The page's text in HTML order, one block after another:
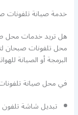
خدمة صيانة تلفونات
هل تريد خدمات محل
محل تلفونات صبحان
البرمجة أو الصيانة
في محل صيانة
تبديل شاشة تلفون